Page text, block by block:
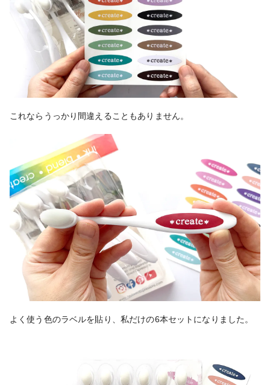
これならうっかり間違えることもありません。
よく使う色のラベルを貼り、私だけの6本セットになりました。